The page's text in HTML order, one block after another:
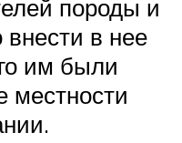
породы и
внести в нее
им были
местности